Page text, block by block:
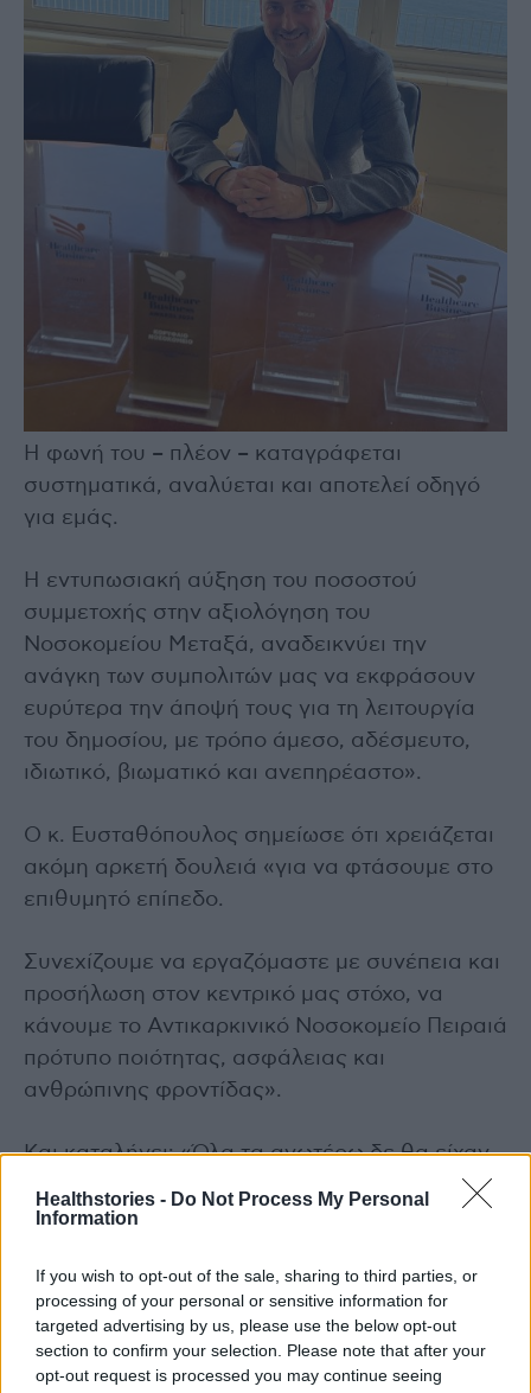
Healthstories - Do Not Process My Personal
Information
If you wish to opt-out of the sale, sharing to third parties, or
processing of your personal or sensitive information for
targeted advertising by us, please use the below opt-out
section to confirm your selection. Please note that after your
opt-out request is processed you may continue seeing
Η φωνή του – πλέον – καταγράφεται
συστηματικά, αναλύεται και αποτελεί οδηγό
για εμάς.
Η εντυπωσιακή αύξηση του ποσοστού
συμμετοχής στην αξιολόγηση του
Νοσοκομείου Μεταξά, αναδεικνύει την
ανάγκη των συμπολιτών μας να εκφράσουν
ευρύτερα την άποψή τους για τη λειτουργία
του δημοσίου, με τρόπο άμεσο, αδέσμευτο,
ιδιωτικό, βιωματικό και ανεπηρέαστο».
Ο κ. Ευσταθόπουλος σημείωσε ότι χρειάζεται
ακόμη αρκετή δουλειά «για να φτάσουμε στο
επιθυμητό επίπεδο.
Συνεχίζουμε να εργαζόμαστε με συνέπεια και
προσήλωση στον κεντρικό μας στόχο, να
κάνουμε το Αντικαρκινικό Νοσοκομείο Πειραιά
πρότυπο ποιότητας, ασφάλειας και
ανθρώπινης φροντίδας».
Και καταλήγει: «Όλα τα ανωτέρω δε θα είχαν
επιτευχθεί χωρίς την αδιάκοπη συνεισφορά
του προσωπικού και των εθελοντών του
αμέριστη στήριξη τόσο της διοίκησης της 2ης
Υγειονομικής Περιφέρειας Πειραιά, όσο και
της ηγεσίας του Υπουργείου Υγείας».